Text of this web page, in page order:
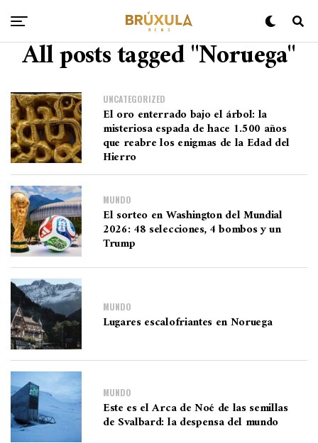
All posts tagged "Noruega"
UNCATEGORIZED
El oro enterrado bajo el árbol: la
misteriosa espada de hace 1.500 años
que reabre los enigmas de la Edad del
Hierro
MUNDO
El sorteo en Washington del Mundial
2026: 48 selecciones, 4 bombos y un
Trump
MUNDO
Lugares escalofriantes en Noruega
MUNDO
Este es el Arca de Noé de las semillas
de Svalbard: la despensa del mundo